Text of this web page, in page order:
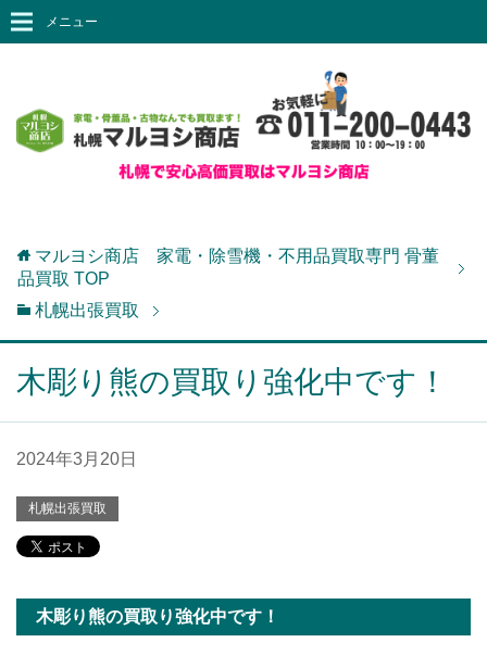
メニュー
マルヨシ商店 家電・除雪機・不用品買取専門 骨董
品買取 TOP
札幌出張買取
木彫り熊の買取り強化中です！
2024年3月20日
札幌出張買取
木彫り熊の買取り強化中です！